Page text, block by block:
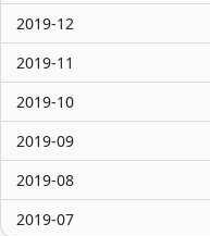
2019-12
2019-11
2019-10
2019-09
2019-08
2019-07